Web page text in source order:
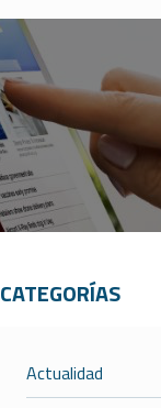
CATEGORÍAS
Actualidad